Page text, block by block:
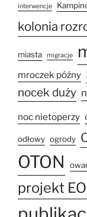
interwencje
kolonia
miasta migracje
mroczek późny
nocek duży
noc nietoperzy
odłowy ogrody
OTON
projekt